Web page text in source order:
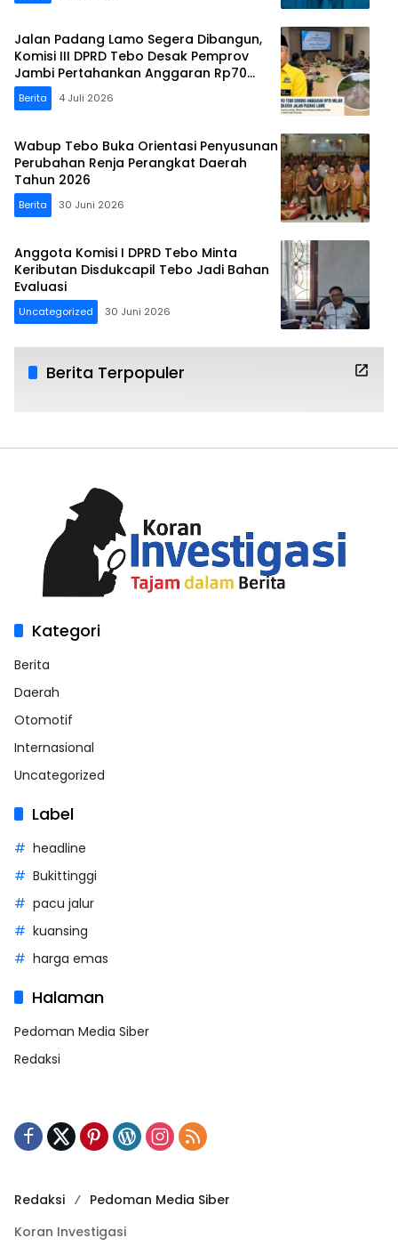
Jalan Padang Lamo Segera Dibangun,
Komisi III DPRD Tebo Desak Pemprov
Jambi Pertahankan Anggaran Rp70
Miliar
Berita 4 Juli 2026
Wabup Tebo Buka Orientasi Penyusunan
Perubahan Renja Perangkat Daerah
Tahun 2026
Berita 30 Juni 2026
Anggota Komisi I DPRD Tebo Minta
Keributan Disdukcapil Tebo Jadi Bahan
Evaluasi
Uncategorized 30 Juni 2026
Berita Terpopuler
Kategori
Berita
Daerah
Otomotif
Internasional
Uncategorized
Label
headline
Bukittinggi
pacu jalur
kuansing
harga emas
Halaman
Pedoman Media Siber
Redaksi
Redaksi
Pedoman Media Siber
Koran Investigasi